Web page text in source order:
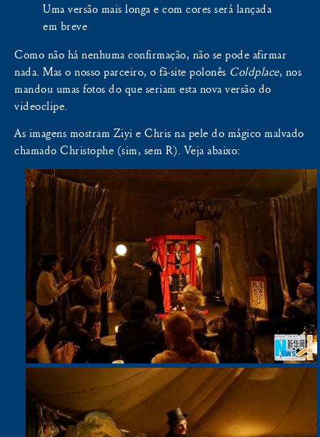
Uma versão mais longa e com cores será lançada
em breve
Como não há nenhuma confirmação, não se pode afirmar
nada. Mas o nosso parceiro, o fã-site polonês Coldplace, nos
mandou umas fotos do que seriam esta nova versão do
videoclipe.
As imagens mostram Ziyi e Chris na pele do mágico malvado
chamado Christophe (sim, sem R). Veja abaixo: